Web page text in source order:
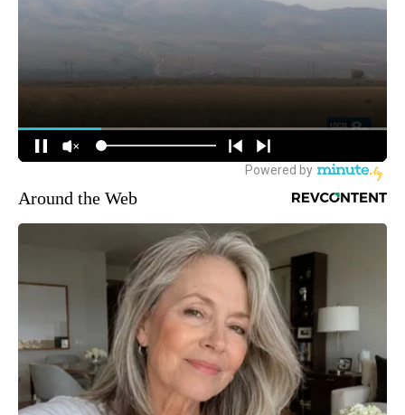
Around the Web